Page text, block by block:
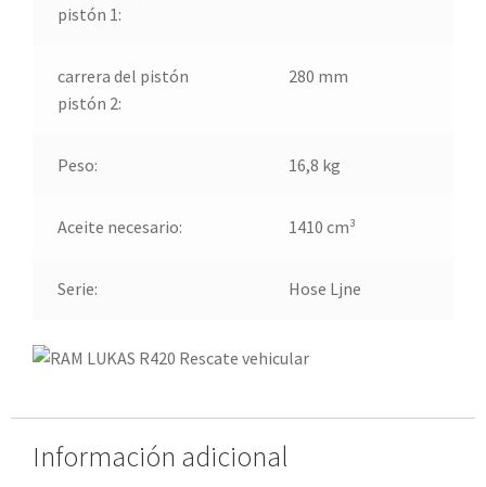
pistón 1:
carrera del pistón
pistón 2:
280 mm
Peso: 16,8 kg
Aceite necesario: 1410 cm³
Serie: Hose Ljne
Información adicional